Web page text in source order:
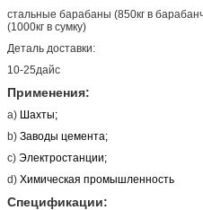
стальные барабаны (850кг в
(1000кг в сумку)
Деталь доставки:
10-25дайс
Применения:
a) Шахты;
b) Заводы цемента;
c) Электростанции;
d) Химическая промышленность
Спецификации: